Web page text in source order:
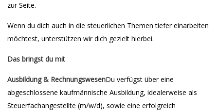
zur Seite.
Wenn du dich auch in die steuerlichen Themen tiefer einarbeiten
möchtest, unterstützen wir dich gezielt hierbei.
Das bringst du mit
Ausbildung & RechnungswesenDu verfügst über eine
abgeschlossene kaufmännische Ausbildung, idealerweise als
Steuerfachangestellte (m/w/d), sowie eine erfolgreich